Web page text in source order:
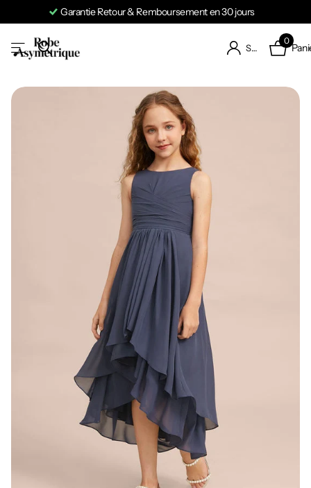
Garantie Retour & Remboursement en 30 jours
S'identifier
0